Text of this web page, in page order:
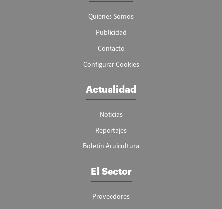
Quienes Somos
Publicidad
Contacto
Configurar Cookies
Actualidad
Noticias
Reportajes
Boletín Acuicultura
El Sector
Proveedores